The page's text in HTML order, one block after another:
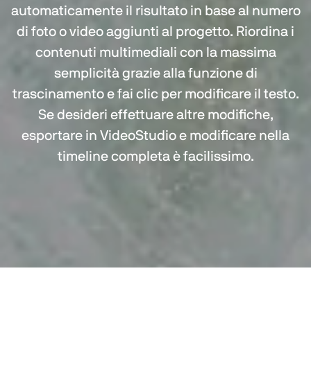
automaticamente il risultato in base al numero
di foto o video aggiunti al progetto. Riordina i
contenuti multimediali con la massima
semplicità grazie alla funzione di
trascinamento e fai clic per modificare il testo.
Se desideri effettuare altre modifiche,
esportare in VideoStudio e modificare nella
timeline completa è facilissimo.